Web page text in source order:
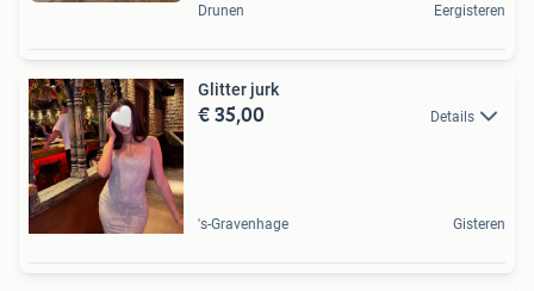
Drunen Eergisteren
Glitter jurk
€ 35,00 Details
's-Gravenhage Gisteren